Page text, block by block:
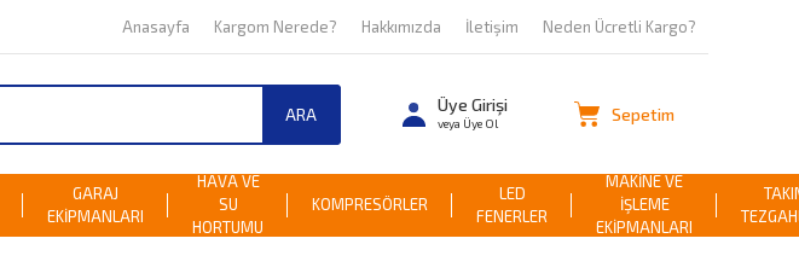
Anasayfa Kargom Nerede? Hakkımızda İletişim Neden Ücretli Kargo?
ARA Üye Girişi
veya Üye Ol Sepetim
GARAJ
EKİPMANLARI
HAVA VE
SU
HORTUMU
KOMPRESÖRLER
LED
FENERLER
MAKİNE VE
İŞLEME
EKİPMANLARI